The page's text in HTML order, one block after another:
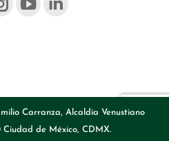
Instagram
in
new
YouTube
in
new
in
new
Carranza, Alcaldía Venustiano
Ciudad de México, CDMX.